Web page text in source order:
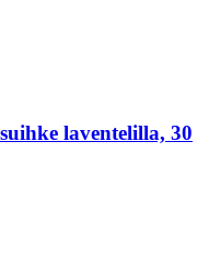
laventelilla, 30